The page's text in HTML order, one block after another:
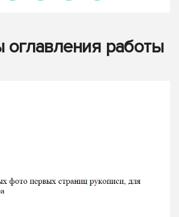
оглавления работы